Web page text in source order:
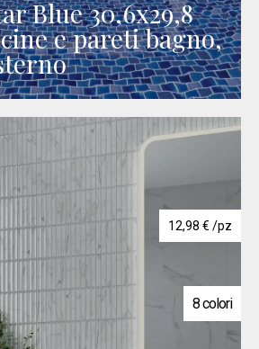
Blue 30,6x29,8
e pareti bagno,
12,98 € /pz
8 colori